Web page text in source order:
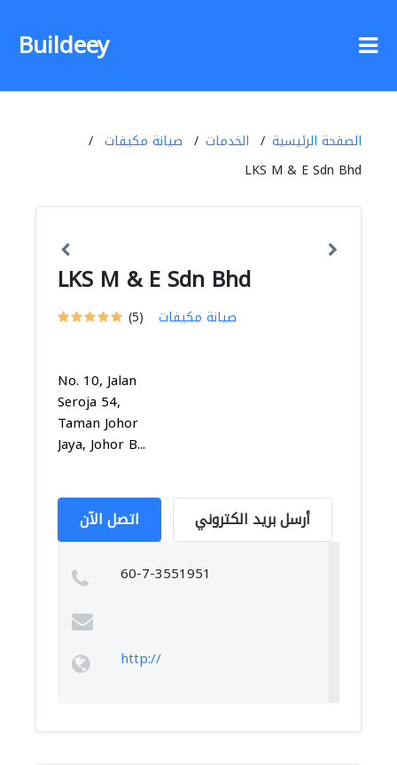
Buildeey
الصفحة الرئيسية الخدمات
صيانة مكيفات
LKS M & E Sdn Bhd
LKS M & E Sdn Bhd
(5) صيانة مكيفات
No. 10, Jalan
Seroja 54,
Taman Johor
Jaya, Johor B...
اتصل الآن أرسل بريد الكتروني
60-7-3551951
http://